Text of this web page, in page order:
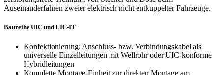
Auseinanderfahren zweier elektrisch nicht entkuppelter Fahrzeuge.
Baureihe UIC und UIC-IT
Konfektionierung: Anschluss- bzw. Verbindungskabel als
universelle Einzelleitungen mit Wellrohr oderUIC-konforme
Hybridleitungen
Komplette Montage-Einheit zur direkten Montage am